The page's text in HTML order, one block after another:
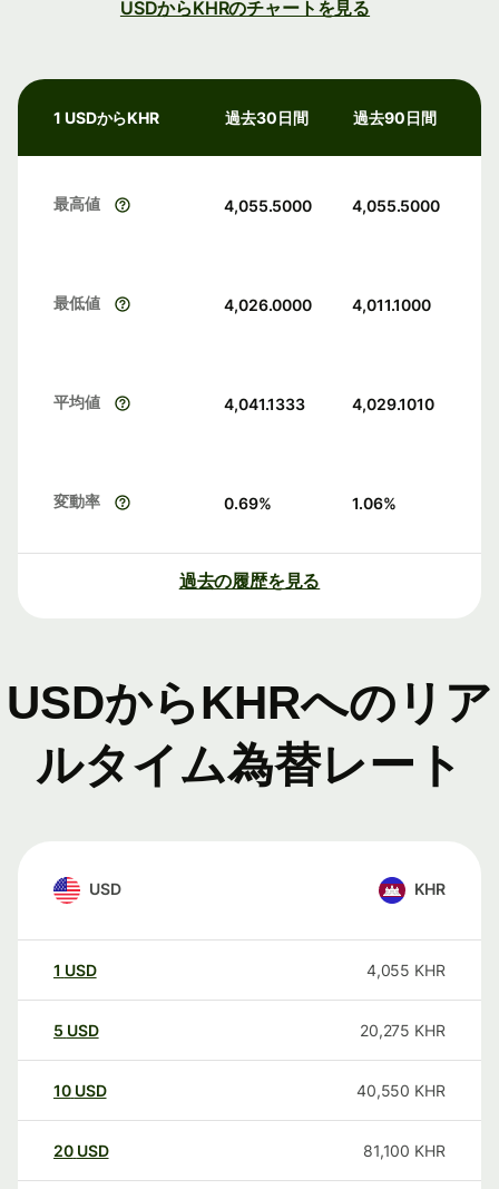
USDからKHRのチャートを見る
1 USDからKHR 過去30日間 過去90日間
最高値 4,055.5000 4,055.5000
最低値 4,026.0000 4,011.1000
平均値 4,041.1333 4,029.1010
変動率 0.69% 1.06%
過去の履歴を見る
USDからKHRへのリア
ルタイム為替レート
USD KHR
1 USD 4,055 KHR
5 USD 20,275 KHR
10 USD 40,550 KHR
20 USD 81,100 KHR